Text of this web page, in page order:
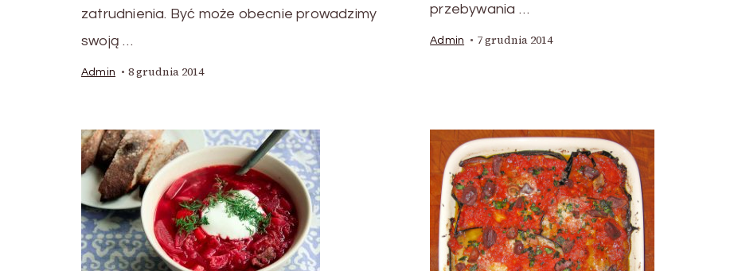
zatrudnienia. Być może obecnie prowadzimy
swoją …
Admin 8 grudnia 2014
przebywania …
Admin 7 grudnia 2014